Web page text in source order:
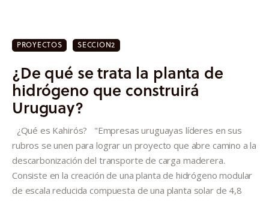
Investigación
Proyectos
Informes
Quiénes somos
PROYECTOS SECCION2
¿De qué se trata la planta de
hidrógeno que construirá
Uruguay?
¿Qué es Kahirós? "Empresas uruguayas líderes en sus
rubros se unen para lograr un proyecto que abre camino a la
descarbonización del transporte de carga maderera.
Consiste en la creación de una planta de hidrógeno modular
de escala reducida compuesta de una planta solar de 4,8